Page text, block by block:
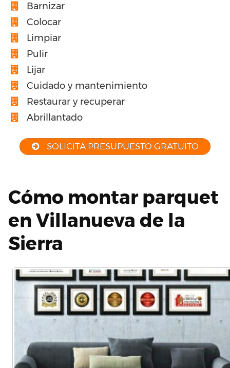
Barnizar
Colocar
Limpiar
Pulir
Lijar
Cuidado y mantenimiento
Restaurar y recuperar
Abrillantado
SOLICITA PRESUPUESTO GRATUITO
Cómo montar parquet
en Villanueva de la
Sierra